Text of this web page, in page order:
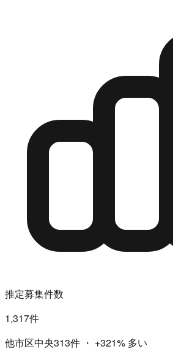
推定募集件数
1,317件
他市区中央313件 ・ +321% 多い